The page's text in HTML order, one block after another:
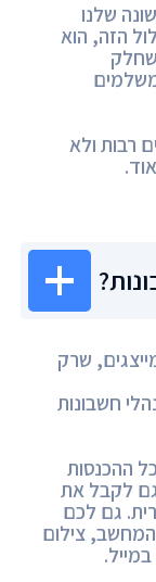
שלנו
הזה, הוא
שחלק
רבות ולא
שרק
חשבונות
ההכנסות
לקבל את
גם לכם
צילום